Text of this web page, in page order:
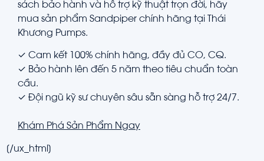
sách bảo hành và hỗ trợ kỹ thuật trọn đời, hãy
mua sản phẩm Sandpiper chính hãng tại Thái
Khương Pumps.
✓ Cam kết 100% chính hãng, đầy đủ CO, CQ.
✓ Bảo hành lên đến 5 năm theo tiêu chuẩn toàn
cầu.
✓ Đội ngũ kỹ sư chuyên sâu sẵn sàng hỗ trợ 24/7.
Khám Phá Sản Phẩm Ngay
[/ux_html]